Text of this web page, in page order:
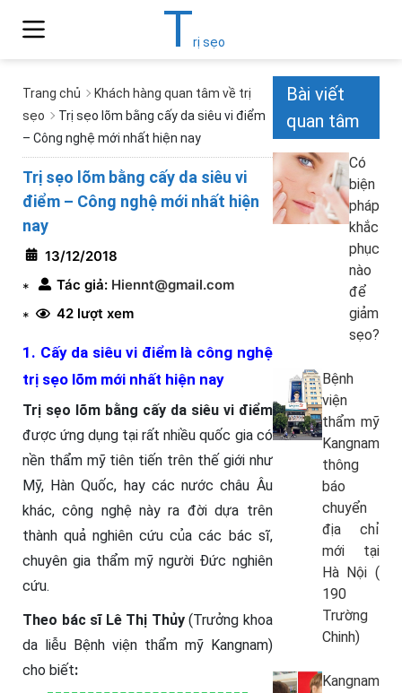
Trị sẹo
Trang chủ
Khách hàng quan tâm về trị
sẹo
Trị sẹo lõm bằng cấy da siêu vi điểm
– Công nghệ mới nhất hiện nay
Trị sẹo lõm bằng cấy da siêu vi
điểm – Công nghệ mới nhất hiện
nay
13/12/2018
*
Tác giả: Hiennt@gmail.com
*
42 lượt xem
1. Cấy da siêu vi điểm là công nghệ
trị sẹo lõm mới nhất hiện nay
Trị sẹo lõm bằng cấy da siêu vi điểm
được ứng dụng tại rất nhiều quốc gia có
nền thẩm mỹ tiên tiến trên thế giới như
Mỹ, Hàn Quốc, hay các nước châu Âu
khác, công nghệ này ra đời dựa trên
thành quả nghiên cứu của các bác sĩ,
chuyên gia thẩm mỹ người Đức nghiên
cứu.
Theo bác sĩ Lê Thị Thủy(Trưởng khoa
da liễu Bệnh viện thẩm mỹ Kangnam)
cho biết:
Bài viết
quan tâm
Có
biện
pháp
khắc
phục
nào
để
giảm
sẹo?
Bệnh
viện
thẩm mỹ
Kangnam
thông
báo
chuyển
địa chỉ
mới tại
Hà Nội (
190
Trường
Chinh)
Kangnam